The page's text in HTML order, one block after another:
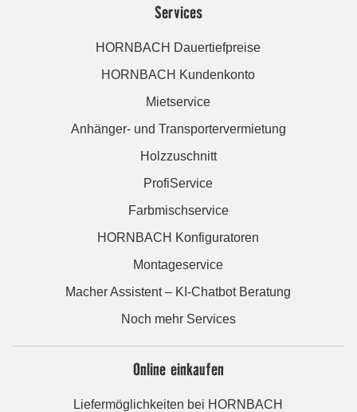
Services
HORNBACH Dauertiefpreise
HORNBACH Kundenkonto
Mietservice
Anhänger- und Transportervermietung
Holzzuschnitt
ProfiService
Farbmischservice
HORNBACH Konfiguratoren
Montageservice
Macher Assistent – KI-Chatbot Beratung
Noch mehr Services
Online einkaufen
Liefermöglichkeiten bei HORNBACH